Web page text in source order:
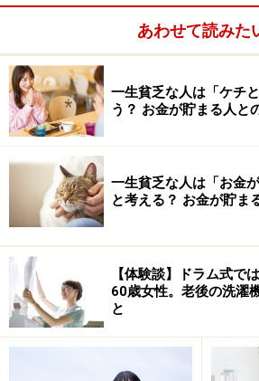
※【パーキンソンの法則】
第一の法則：仕事量は与えられた時
張する
第二の法則：支出は収入の額と一致
あわせて読みた
一生貧乏な人は「ケチ
う？ お金が貯まる人と
一生貧乏な人は「お金
と考える？ お金が貯ま
【体験談】ドラム式で
60歳女性。老後の洗濯
と